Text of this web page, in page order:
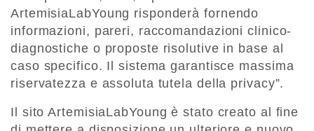
ArtemisiaLabYoung risponderà fornendo
informazioni, pareri, raccomandazioni clinico-
diagnostiche o proposte risolutive in base al
caso specifico. Il sistema garantisce massima
riservatezza e assoluta tutela della privacy”.
Il sito ArtemisiaLabYoung è stato creato al fine